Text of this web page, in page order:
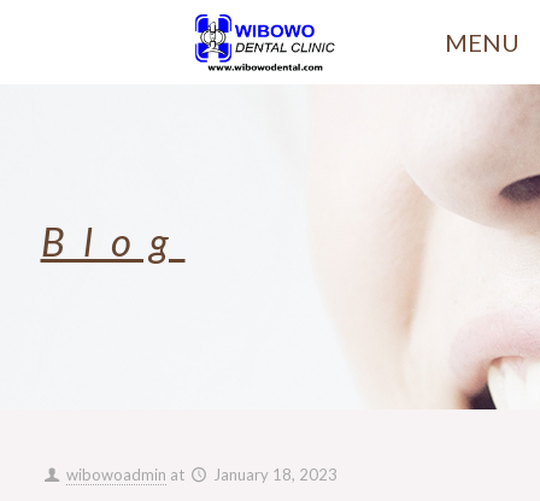
MENU
Blog
wibowoadmin at January 18, 2023